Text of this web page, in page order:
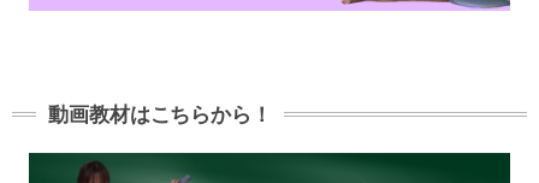
動画教材はこちらから！